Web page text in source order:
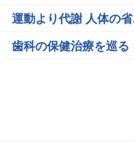
運動より代謝 人体の
歯科の保健治療を巡る